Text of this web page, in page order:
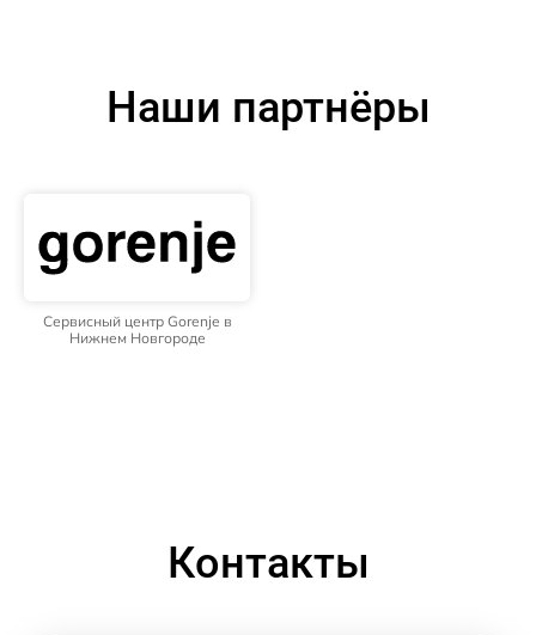
Наши партнёры
Сервисный центр Gorenje в
Нижнем Новгороде
Контакты